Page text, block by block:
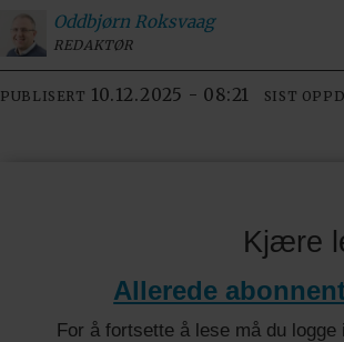
Oddbjørn Roksvaag
REDAKTØR
PUBLISERT 10.12.2025 - 08:21 SIST
Kjære
Allerede
For å fortsette å lese må du